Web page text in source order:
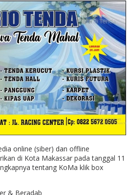
online (siber) dan offline
di Kota Makassar pada tanggal 11
tentang KoMa klik box
& Beradab